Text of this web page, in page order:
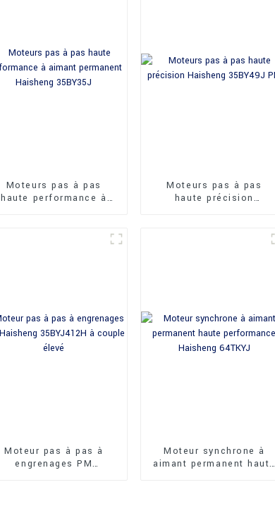
Moteurs pas à pas
haute performance à
Moteurs pas à pas
haute précision
Moteur pas à pas à
engrenages PM
Moteur synchrone à
aimant permanent haute